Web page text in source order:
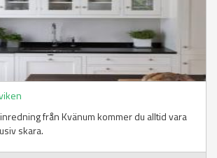
från Kvänum kommer du alltid vara
skara.